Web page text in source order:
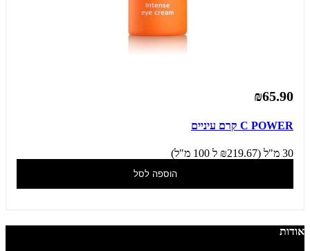
₪65.90
C POWER קרם עיניים
30 מ"ל (₪219.67 ל 100 מ"ל)
הוספה לסל
אודות